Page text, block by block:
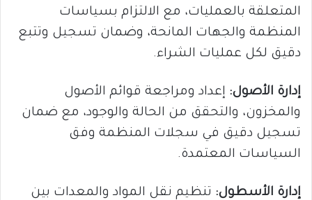
المتعلقة بالعمليات، مع الالتزام بسياسات
المنظمة والجهات المانحة، وضمان تسجيل وتتبع
دقيق لكل عمليات الشراء.
إدارة الأصول: إعداد ومراجعة قوائم الأصول
والمخزون، والتحقق من الحالة والوجود، مع ضمان
تسجيل دقيق في سجلات المنظمة وفق
السياسات المعتمدة.
إدارة الأسطول: تنظيم نقل المواد والمعدات بين